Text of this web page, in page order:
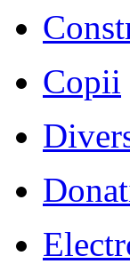
Copii